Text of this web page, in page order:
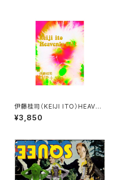
伊藤桂司（KEIJI ITO）HEAVEN
LY GIFT
¥3,850